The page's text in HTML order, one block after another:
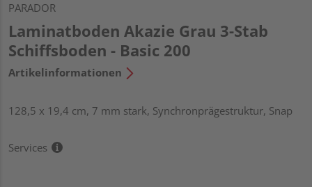
PARADOR
Laminatboden Akazie Grau 3-Stab
Schiffsboden - Basic 200
Artikelinformationen
128,5 x 19,4 cm, 7 mm stark, Synchronprägestruktur, Snap
Services